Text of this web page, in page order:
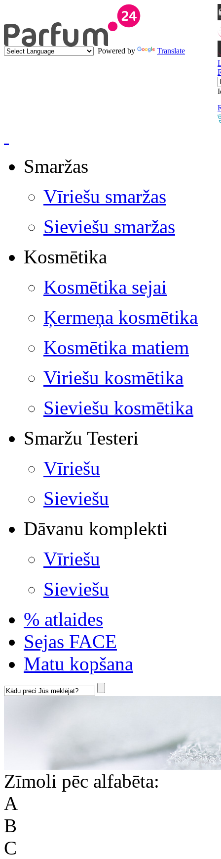
Powered by
Translate
Smaržas
Vīriešu smaržas
Sieviešu smaržas
Kosmētika
Kosmētika sejai
Ķermeņa kosmētika
Kosmētika matiem
Viriešu kosmētika
Sieviešu kosmētika
Smaržu Testeri
Vīriešu
Sieviešu
Dāvanu komplekti
Vīriešu
Sieviešu
% atlaides
Sejas FACE
Matu kopšana
Zīmoli pēc alfabēta:
A
B
C